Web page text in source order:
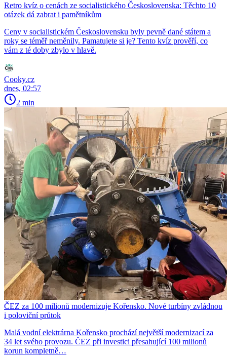
Retro kvíz o cenách ze socialistického Československa: Těchto 10
otázek dá zabrat i pamětníkům
Ceny v socialistickém Československu byly pevně dané státem a
roky se téměř neměnily. Pamatujete si je? Tento kvíz prověří, co
vám z té doby zbylo v hlavě.
Cooky.cz
dnes, 02:57
2 min
ČEZ za 100 milionů modernizuje Kořensko. Nové turbíny zvládnou
i poloviční průtok
Malá vodní elektrárna Kořensko prochází největší modernizací za
34 let svého provozu. ČEZ při investici přesahující 100 milionů
korun kompletně…